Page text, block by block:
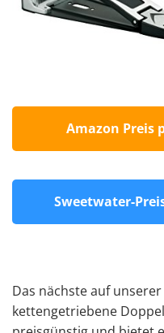
Amazon Preis
Sweetwater-
Das nächste auf
kettengetriebene